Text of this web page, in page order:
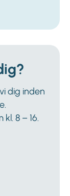
dig inden
8 – 16.